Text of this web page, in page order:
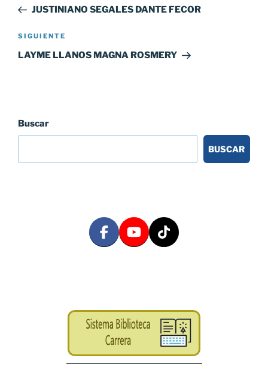
entradas
anterior:
JUSTINIANO SEGALES DANTE FECOR
Siguiente
entrada
SIGUIENTE
LAYME LLANOS MAGNA ROSMERY
Buscar
BUSCAR